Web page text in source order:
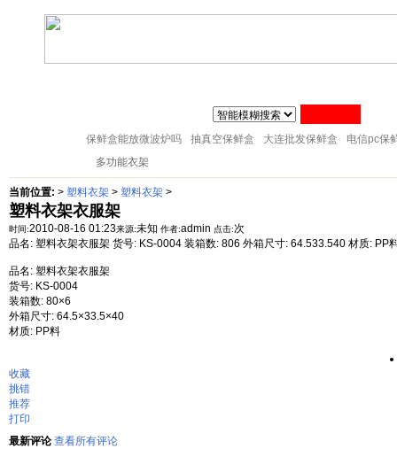
塑料整理箱 塑料储物架
保鲜盒能放微波炉吗 抽真空保鲜盒 大连批发保鲜盒
电信pc保
多功能衣架
当前位置: > 塑料衣架 > 塑料衣架 >
塑料衣架衣服架
时间:2010-08-16 01:23来源:未知 作者:admin 点击:次
品名: 塑料衣架衣服架 货号: KS-0004 装箱数: 806 外箱尺寸: 64.533.540 材质: PP
品名: 塑料衣架衣服架
货号: KS-0004
装箱数: 80×6
外箱尺寸: 64.5×33.5×40
材质: PP料
收藏
挑错
推荐
打印
最新评论 查看所有评论